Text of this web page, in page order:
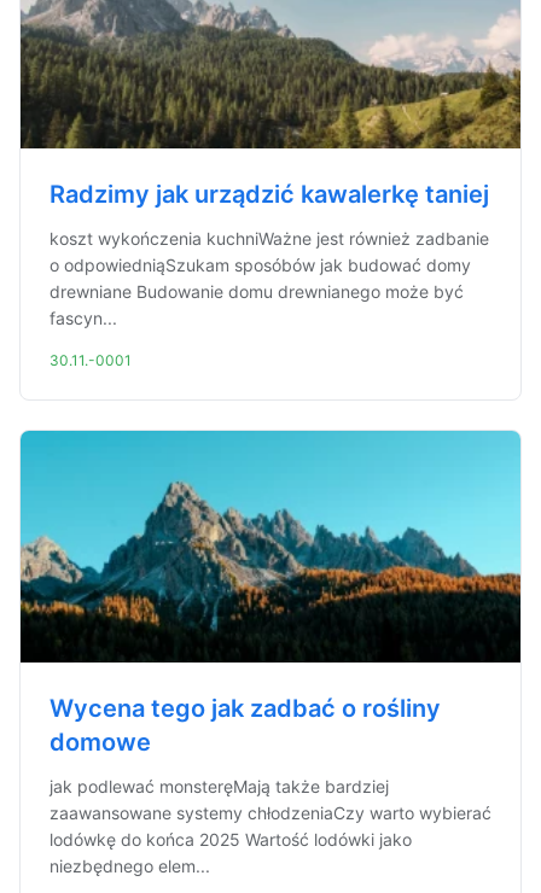
Radzimy jak urządzić kawalerkę taniej
koszt wykończenia kuchniWażne jest również zadbanie
o odpowiedniąSzukam sposóbów jak budować domy
drewniane Budowanie domu drewnianego może być
fascyn...
30.11.-0001
Wycena tego jak zadbać o rośliny
domowe
jak podlewać monsteręMają także bardziej
zaawansowane systemy chłodzeniaCzy warto wybierać
lodówkę do końca 2025 Wartość lodówki jako
niezbędnego elem...